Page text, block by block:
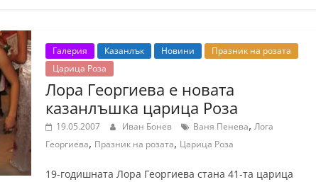
Галерия Казанлък Новини
Празник на розата
Царица Роза
Лора Георгиева е новата
казанлъшка царица Роза
19.05.2007 Иван Бонев Ваня Пенева, Лога
Георгиева, Празник на розата, Царица Роза
19-годишната Лора Георгиева стана 41-та царица